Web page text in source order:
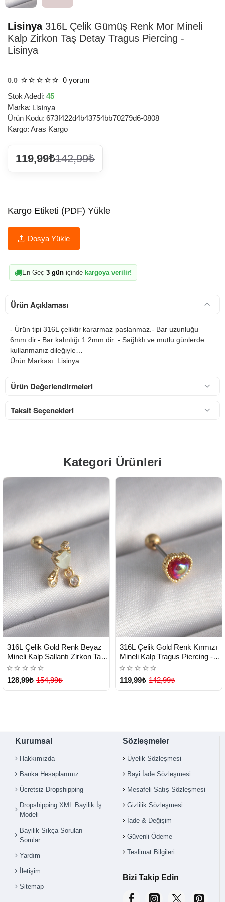
Lisinya316L Çelik Gümüş Renk Mor Mineli
Kalp Zirkon Taş Detay Tragus Piercing -
Lisinya
0.0 0 yorum
Stok Adedi: 45
Marka: Lisinya
Ürün Kodu: 673f422d4b43754bb70279d6-0808
Kargo: Aras Kargo
119,99₺142,99₺
Kargo Etiketi (PDF) Yükle
Dosya Yükle
En Geç 3 gün içinde kargoya verilir!
Ürün Açıklaması
- Ürün tipi 316L çeliktir kararmaz paslanmaz.- Bar uzunluğu
6mm dir.- Bar kalınlığı 1.2mm dir. - Sağlıklı ve mutlu günlerde
kullanmanız dileğiyle…
Ürün Markası: Lisinya
Ürün Değerlendirmeleri
Taksit Seçenekleri
Kategori Ürünleri
TESLİMAT
316L Çelik Gold Renk Beyaz
Mineli Kalp Sallantı Zirkon Taşlı
Tragus Piercing - Lisinya
128,99₺ 154,99₺
TESLİMAT
316L Çelik Gold Renk Kırmızı
Mineli Kalp Tragus Piercing -
Lisinya
119,99₺ 142,99₺
Kurumsal
Hakkımızda
Banka Hesaplarımız
Ücretsiz Dropshipping
Dropshipping XML Bayilik İş
Modeli
Bayilik Sıkça Sorulan
Sorular
Yardım
İletişim
Sitemap
Sözleşmeler
Üyelik Sözleşmesi
Bayi İade Sözleşmesi
Mesafeli Satış Sözleşmesi
Gizlilik Sözleşmesi
İade & Değişim
Güvenli Ödeme
Teslimat Bilgileri
Bizi Takip Edin